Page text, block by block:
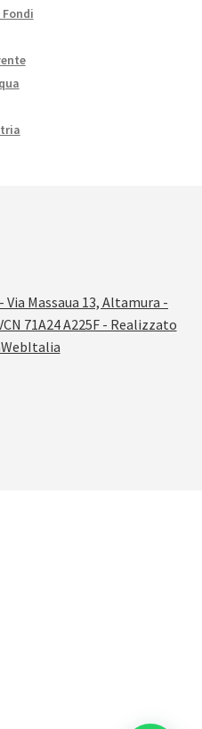
Via Massaua 13, Altamura -
71A24 A225F - Realizzato